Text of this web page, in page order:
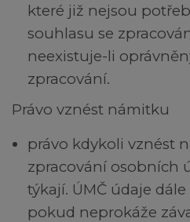
které již nejsou
souhlasu se
neexistuje-li
zpracování.
Právo vznést námitku
právo kdykoli vznést
zpracování osobních
týkají. ÚMČ údaje
pokud neprokáže